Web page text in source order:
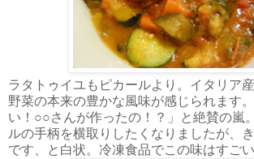
ラタトゥイユもピカールより。イタリア
野菜の本来の豊かな風味が感じられます
い！○○さんが作ったの！？」と絶賛の嵐
ルの手柄を横取りしたくなりましたが、
です、と白状。冷凍食品でこの味はすご